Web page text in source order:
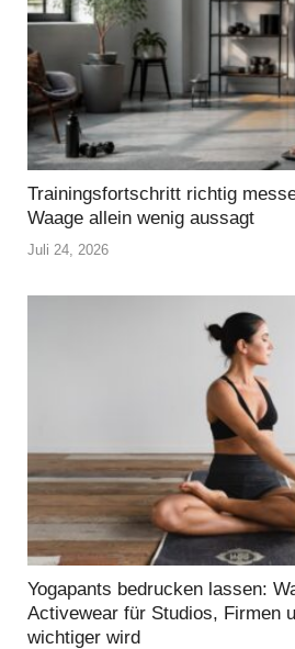
Trainingsfortschritt richtig
Waage allein wenig aussagt
Juli 24, 2026
Yogapants bedrucken lassen:
Activewear für Studios, Firmen
wichtiger wird